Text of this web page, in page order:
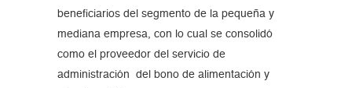
beneficiarios del segmento de la pequeña y
mediana empresa, con lo cual se consolidó
como el proveedor del servicio de
administración del bono de alimentación y